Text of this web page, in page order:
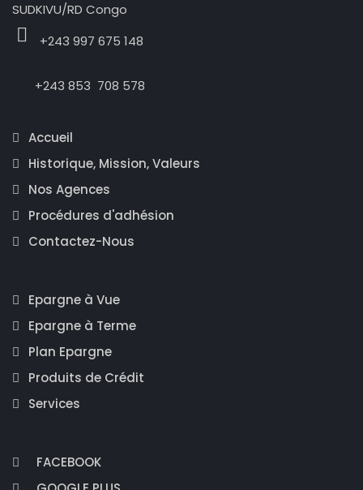
SUDKIVU/RD Congo
+243 997 675 148
+243 853 708 578
Accueil
Historique, Mission, Valeurs
Nos Agences
Procédures d'adhésion
Contactez-Nous
Epargne à Vue
Epargne à Terme
Plan Epargne
Produits de Crédit
Services
FACEBOOK